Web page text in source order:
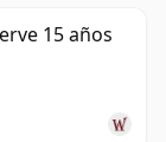
15 años